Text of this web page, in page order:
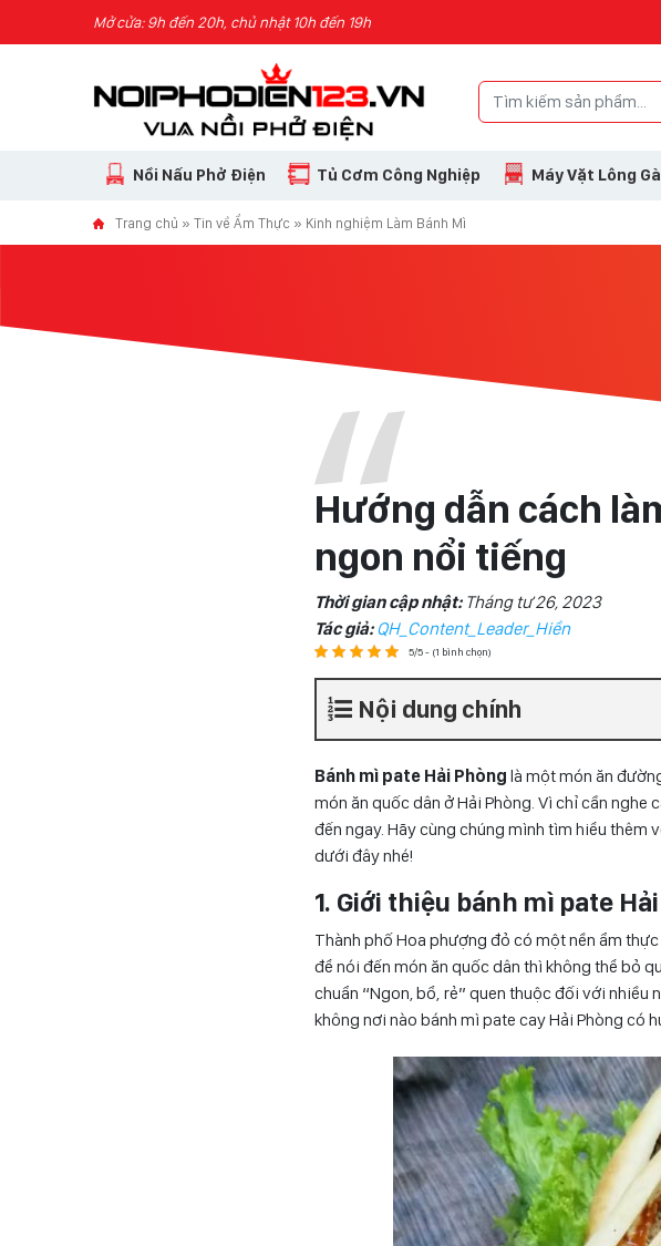
Skip to contentMở cửa: 9h đến 20h, chủ nhật 10h đến 19h
Nồi Nấu Phở Điện Tủ Cơm Công Nghiệp Máy Vặt Lông
Trang chủ » Tin về Ẩm Thực » Kinh nghiệm Làm Bánh Mì
Hướng dẫn cách
ngon nổi tiếng
Thời gian cập nhật: Tháng tư 26, 2023
Tác giả:QH_Content_Leader_Hiền
5/5 - (1 bình chọn)
Nội dung chính
Bánh mì pate Hải Phòng là một món ăn
món ăn quốc dân ở Hải Phòng. Vì chỉ cần
đến ngay. Hãy cùng chúng mình tìm hiểu thêm
dưới đây nhé!
1. Giới thiệu bánh mì pate
Thành phố Hoa phượng đỏ có một nền ẩm
để nói đến món ăn quốc dân thì không thể bỏ
chuẩn “Ngon, bổ, rẻ” quen thuộc đối với
không nơi nào bánh mì pate cay Hải Phòng có